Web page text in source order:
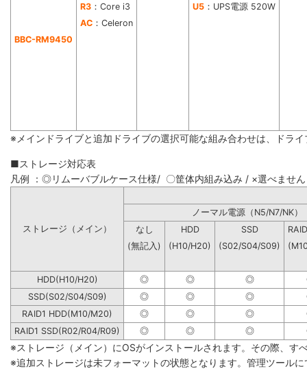
BBC-RM9450
R3 ：Core i3 U5 ：UPS電源 520W
AC ：Celeron
※メインドライブと追加ドライブの選択可能な組み合わせは、ドラ
■ストレージ対応表
凡例 ：◎リムーバブルケース仕様/ 〇筐体内組み込み / ×選べません
ノーマル電源（N5/
ストレージ（メイン）
なし HDD SSD
(無記入)
(H10/H20) (S02/S04/S09)
HDD(H10/H20) ◎ ◎ ◎
SSD(S02/S04/S09)
◎ ◎ ◎
RAID1 HDD(M10/M20)
◎ ◎ ◎
RAID1 SSD(R02/R04/R09)
◎ ◎ ◎
※ストレージ（メイン）にOSがインストールされます。その際、す
※追加ストレージは未フォーマットの状態となります。管理ツール